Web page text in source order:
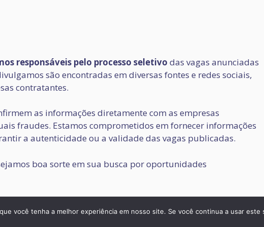
responsáveis pelo processo seletivo das vagas anunciadas
são encontradas em diversas fontes e redes sociais,
contratantes.
as informações diretamente com as empresas
fraudes. Estamos comprometidos em fornecer informações
a autenticidade ou a validade das vagas publicadas.
boa sorte em sua busca por oportunidades
with GeneratePress
você tenha a melhor experiência em nosso site. Se você continua a usar